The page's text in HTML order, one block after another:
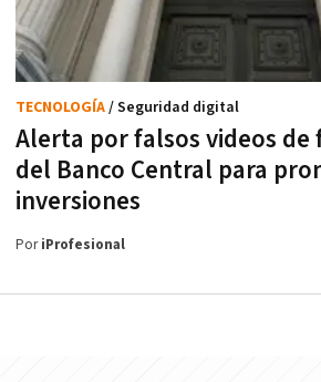
Alerta por falsos videos de
del Banco Central para
inversiones
TECNOLOGÍA/ Seguridad digital
PoriProfesional